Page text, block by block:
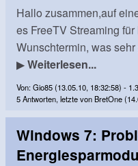
Hallo zusammen,auf
es FreeTV Streaming
Wunschtermin, was sehr
▶Weiterlesen...
Von: Gio85 (13.05.10, 18:32:58) -
5 Antworten, letzte von BretOne
Windows 7: